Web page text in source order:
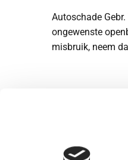
Autoschade
ongewenste
misbruik, neem
6241 NG Bunde